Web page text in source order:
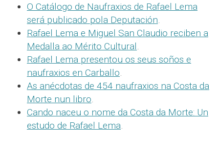
O Catálogo de Naufraxios de Rafael Lema
será publicado pola Deputación.
Rafael Lema e Miguel San Claudio reciben a
Medalla ao Mérito Cultural.
Rafael Lema presentou os seus soños e
naufraxios en Carballo.
As anécdotas de 454 naufraxios na Costa da
Morte nun libro.
Cando naceu o nome da Costa da Morte: Un
estudo de Rafael Lema.